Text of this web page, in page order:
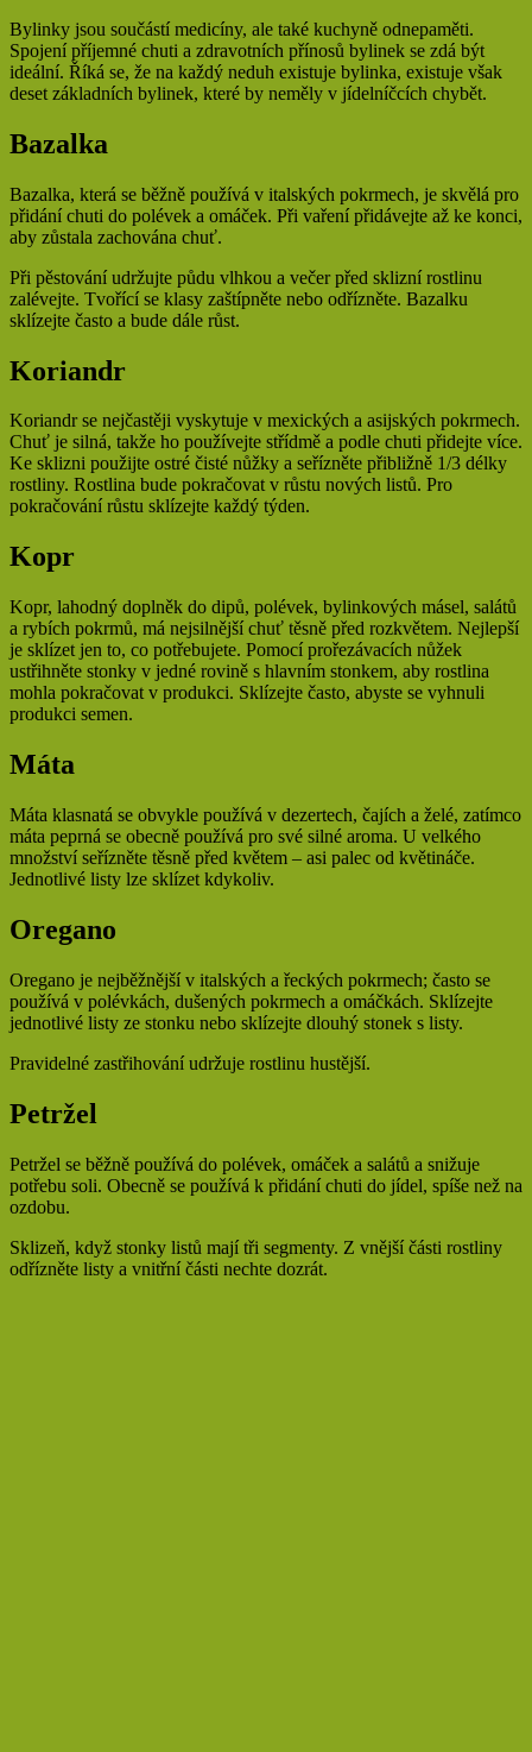
Bylinky jsou součástí medicíny, ale také kuchyně odnepaměti.
Spojení příjemné chuti a zdravotních přínosů bylinek se zdá být
ideální. Říká se, že na každý neduh existuje bylinka, existuje však
deset základních bylinek, které by neměly v jídelníčcích chybět.
Bazalka
Bazalka, která se běžně používá v italských pokrmech, je skvělá pro
přidání chuti do polévek a omáček. Při vaření přidávejte až ke konci,
aby zůstala zachována chuť.
Při pěstování udržujte půdu vlhkou a večer před sklizní rostlinu
zalévejte. Tvořící se klasy zaštípněte nebo odřízněte. Bazalku
sklízejte často a bude dále růst.
Koriandr
Koriandr se nejčastěji vyskytuje v mexických a asijských pokrmech.
Chuť je silná, takže ho používejte střídmě a podle chuti přidejte více.
Ke sklizni použijte ostré čisté nůžky a seřízněte přibližně 1/3 délky
rostliny. Rostlina bude pokračovat v růstu nových listů. Pro
pokračování růstu sklízejte každý týden.
Kopr
Kopr, lahodný doplněk do dipů, polévek, bylinkových másel, salátů
a rybích pokrmů, má nejsilnější chuť těsně před rozkvětem. Nejlepší
je sklízet jen to, co potřebujete. Pomocí prořezávacích nůžek
ustřihněte stonky v jedné rovině s hlavním stonkem, aby rostlina
mohla pokračovat v produkci. Sklízejte často, abyste se vyhnuli
produkci semen.
Máta
Máta klasnatá se obvykle používá v dezertech, čajích a želé, zatímco
máta peprná se obecně používá pro své silné aroma. U velkého
množství seřízněte těsně před květem – asi palec od květináče.
Jednotlivé listy lze sklízet kdykoliv.
Oregano
Oregano je nejběžnější v italských a řeckých pokrmech; často se
používá v polévkách, dušených pokrmech a omáčkách. Sklízejte
jednotlivé listy ze stonku nebo sklízejte dlouhý stonek s listy.
Pravidelné zastřihování udržuje rostlinu hustější.
Petržel
Petržel se běžně používá do polévek, omáček a salátů a snižuje
potřebu soli. Obecně se používá k přidání chuti do jídel, spíše než na
ozdobu.
Sklizeň, když stonky listů mají tři segmenty. Z vnější části rostliny
odřízněte listy a vnitřní části nechte dozrát.